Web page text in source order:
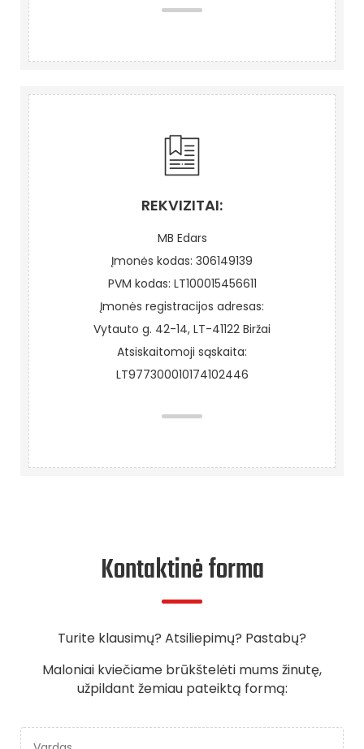
REKVIZITAI:
MB Edars
Įmonės kodas: 306149139
PVM kodas: LT100015456611
Įmonės registracijos adresas:
Vytauto g. 42-14, LT-41122 Biržai
Atsiskaitomoji sąskaita:
LT977300010174102446
Kontaktinė forma
Turite klausimų? Atsiliepimų? Pastabų?
Maloniai kviečiame brūkštelėti mums žinutę,
užpildant žemiau pateiktą formą: